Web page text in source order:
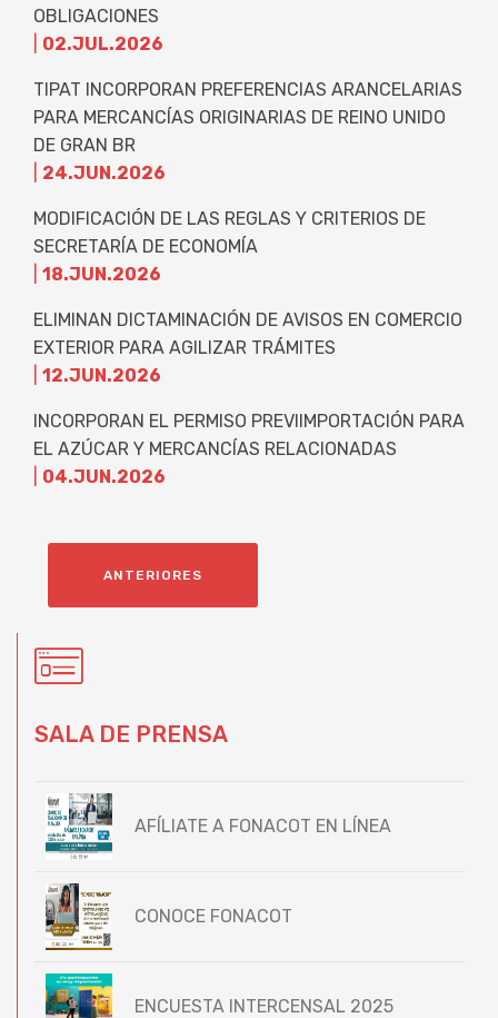
OBLIGACIONES
02.JUL.2026
TIPAT INCORPORAN PREFERENCIAS ARANCELARIAS
PARA MERCANCÍAS ORIGINARIAS DE REINO UNIDO
DE GRAN BR
24.JUN.2026
MODIFICACIÓN DE LAS REGLAS Y CRITERIOS DE
SECRETARÍA DE ECONOMÍA
18.JUN.2026
ELIMINAN DICTAMINACIÓN DE AVISOS EN COMERCIO
EXTERIOR PARA AGILIZAR TRÁMITES
12.JUN.2026
INCORPORAN EL PERMISO PREVIIMPORTACIÓN PARA
EL AZÚCAR Y MERCANCÍAS RELACIONADAS
04.JUN.2026
ANTERIORES
SALA DE PRENSA
AFÍLIATE A FONACOT EN LÍNEA
CONOCE FONACOT
ENCUESTA INTERCENSAL 2025